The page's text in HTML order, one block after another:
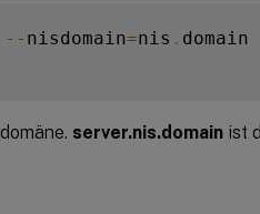
-- nisdomain=nis . domain
server.nis.domain ist